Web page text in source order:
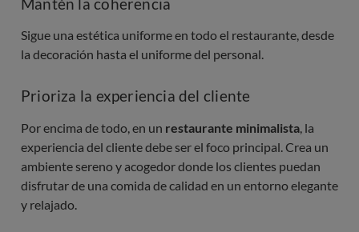
Sigue una estética uniforme en todo el restaurante, desde
la decoración hasta el uniforme del personal.
Prioriza la experiencia del cliente
Por encima de todo, en un restaurante minimalista , la
experiencia del cliente debe ser el foco principal. Crea un
ambiente sereno y acogedor donde los clientes puedan
disfrutar de una comida de calidad en un entorno elegante
y relajado.